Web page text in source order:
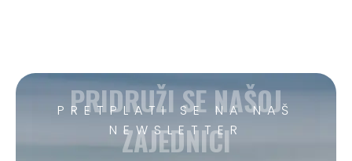
PRETPLATI SE NA NAŠ
NEWSLETTER
PRIDRUŽI SE NAŠOJ
ZAJEDNICI